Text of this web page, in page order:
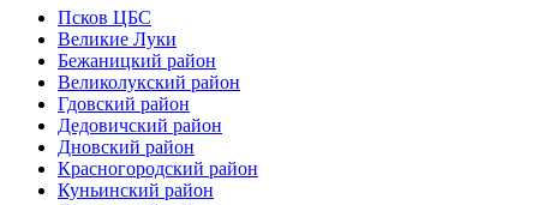
Псков ЦБС
Великие Луки
Бежаницкий район
Великолукский район
Гдовский район
Дедовичский район
Дновский район
Красногородский район
Куньинский район